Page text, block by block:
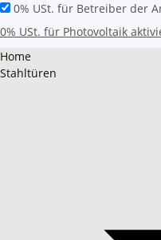
0% USt. für Betreiber der
0% USt. für Photovoltaik
Home
Stahltüren